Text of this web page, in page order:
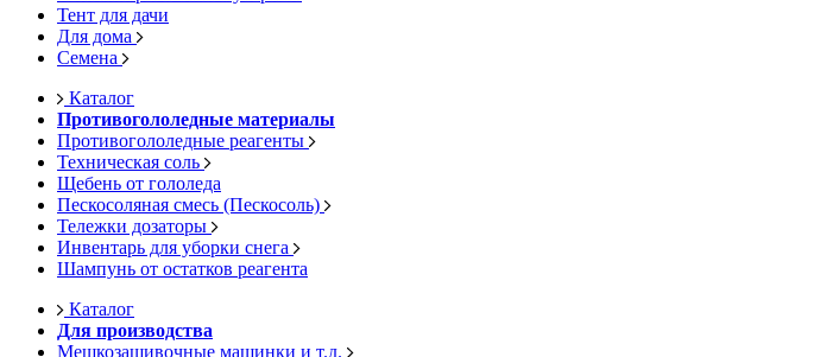
Тент для дачи
Для дома
Семена
Каталог
Противогололедные материалы
Противогололедные реагенты
Техническая соль
Щебень от гололеда
Пескосоляная смесь (Пескосоль)
Тележки дозаторы
Инвентарь для уборки снега
Шампунь от остатков реагента
Каталог
Для производства
Мешкозашивочные машинки и т.д.